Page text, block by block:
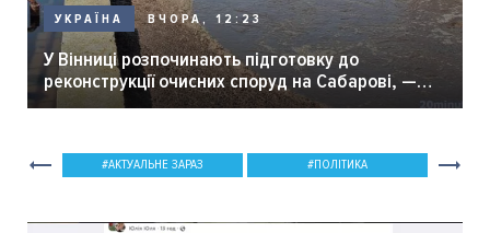
УКРАЇНА ВЧОРА, 12:23
У Вінниці розпочинають підготовку до
реконструкції очисних споруд на Сабарові, —
мер Вінниці.
АКТУАЛЬНЕ ЗАРАЗ ПОЛІТИКА